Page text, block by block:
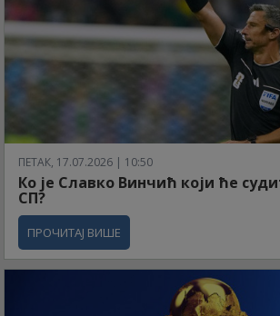
ПЕТАК, 17.07.2026 | 10:50
Ко је Славко Винчић који ће
СП?
ПРОЧИТАЈ ВИШЕ